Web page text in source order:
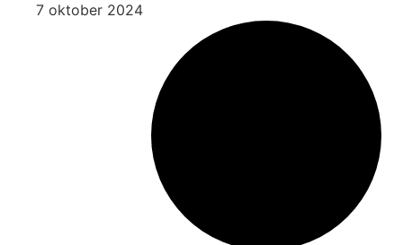
7 oktober 2024